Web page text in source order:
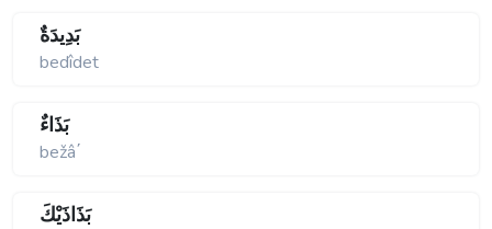
بَدِيدَةٌ
bedîdet
بَذَاءٌ
bežâ΄
بَذَاذَيْكَ